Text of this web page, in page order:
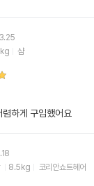
샴
하게 구입했어요
8.5kg 코리안쇼트헤어